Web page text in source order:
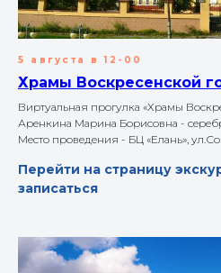
5 августа в 12-00
Храмы Воскресенской
Виртуальная прогулка «Храмы
Аренкина Марина Борисовна -
Место проведения - БЦ «Елань»,
Перейти на страницу
записаться